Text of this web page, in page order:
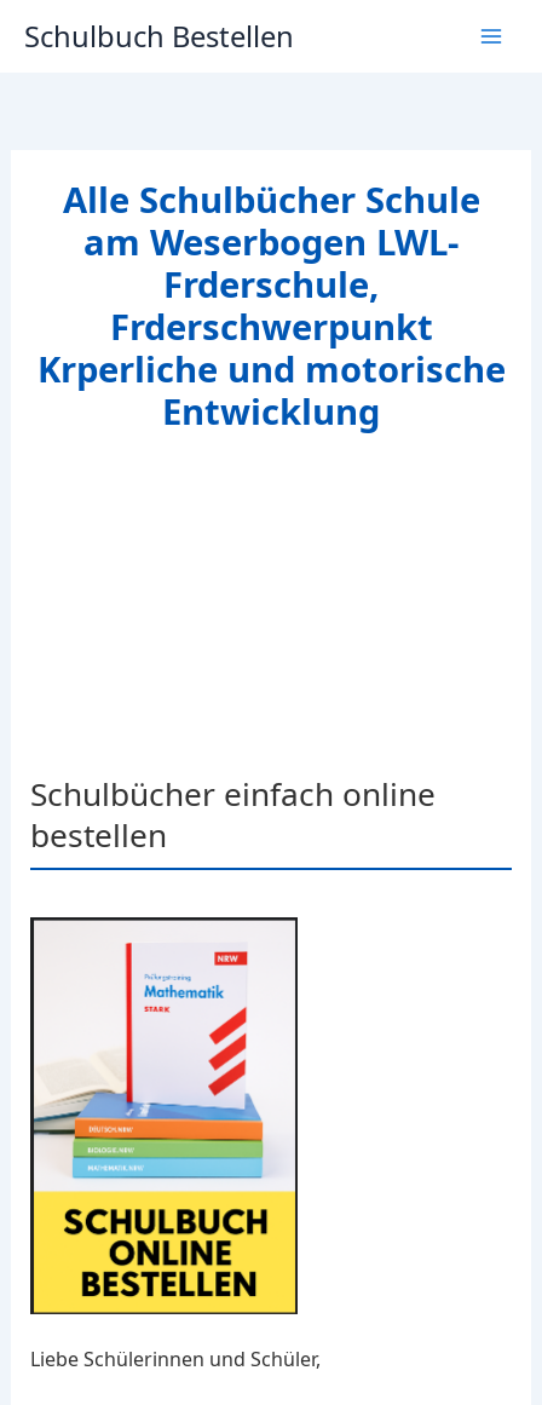
InhaltSchulbuch Bestellen
Alle Schulbücher Schule
am Weserbogen LWL-
Frderschule,
Frderschwerpunkt
Krperliche und motorische
Entwicklung
Schulbücher einfach online
bestellen
Liebe Schülerinnen und Schüler,